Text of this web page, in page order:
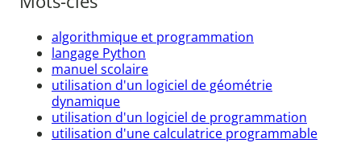
algorithmique et programmation
langage Python
manuel scolaire
utilisation d'un logiciel de géométrie
dynamique
utilisation d'un logiciel de programmation
utilisation d'une calculatrice programmable